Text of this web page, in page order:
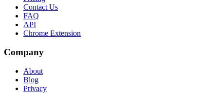
Contact Us
FAQ
API
Chrome Extension
Company
About
Blog
Privacy